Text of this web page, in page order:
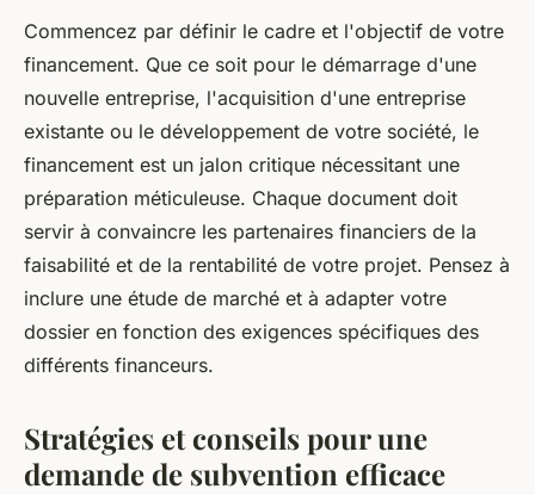
Commencez par définir le cadre et l'objectif de votre
financement. Que ce soit pour le démarrage d'une
nouvelle entreprise, l'acquisition d'une entreprise
existante ou le développement de votre société, le
financement est un jalon critique nécessitant une
préparation méticuleuse. Chaque document doit
servir à convaincre les partenaires financiers de la
faisabilité et de la rentabilité de votre projet. Pensez à
inclure une étude de marché et à adapter votre
dossier en fonction des exigences spécifiques des
différents financeurs.
Stratégies et conseils pour une
demande de subvention efficace